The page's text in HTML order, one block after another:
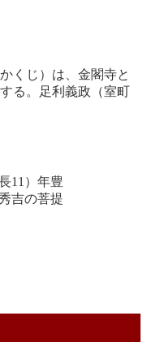
くじ）は、金閣寺と
る。足利義政（室町
11）年豊
吉の菩提